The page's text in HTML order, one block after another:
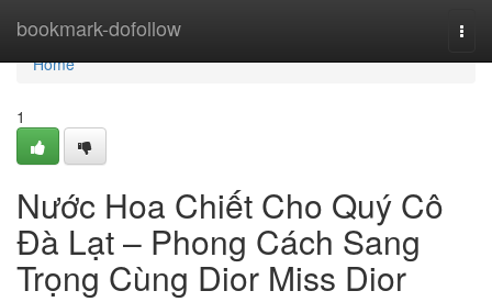
bookmark-dofollow
Home
Home
1
Nước Hoa Chiết Cho Quý Cô
Đà Lạt – Phong Cách Sang
Trọng Cùng Dior Miss Dior